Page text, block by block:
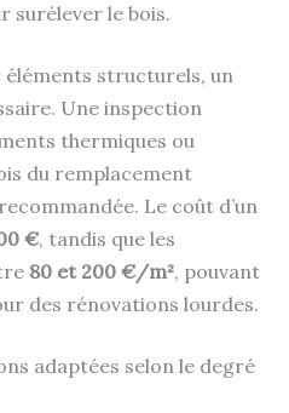
surélever le bois.
éléments structurels, un
Une inspection
thermiques ou
du remplacement
Le coût d’un
€, tandis que les
80 et 200 €/m², pouvant
des rénovations lourdes.
adaptées selon le degré